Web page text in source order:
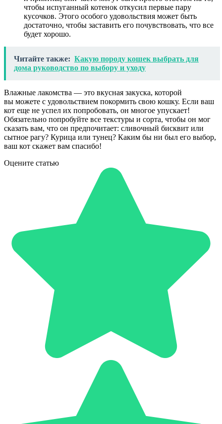
чтобы испуганный котенок откусил первые пару
кусочков. Этого особого удовольствия может быть
достаточно, чтобы заставить его почувствовать, что все
будет хорошо.
Читайте также: Какую породу кошек выбрать для
дома руководство по выбору и уходу
Влажные лакомства — это вкусная закуска, которой
вы можете с удовольствием покормить свою кошку. Если ваш
кот еще не успел их попробовать, он многое упускает!
Обязательно попробуйте все текстуры и сорта, чтобы он мог
сказать вам, что он предпочитает: сливочный бисквит или
сытное рагу? Курица или тунец? Каким бы ни был его выбор,
ваш кот скажет вам спасибо!
Оцените статью